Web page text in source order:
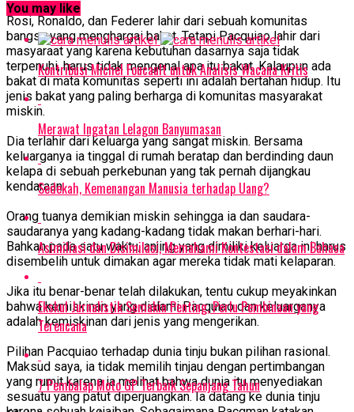
Rosi, Ronaldo, dan Federer lahir dari sebuah komunitas
bangsa yang menghargai bakat. Tetapi Pacquiao lahir dari
masyaraat yang karena kebutuhan dasarnya saja tidak
terpenuhi, harus tidak mengenal apa itu bakat. Kalaupun ada
bakat di mata komunitas seperti ini adalah bertahan hidup. Itu
jenis bakat yang paling berharga di komunitas masyarakat
miskin.
Dia terlahir dari keluarga yang sangat miskin. Bersama
keluarganya ia tinggal di rumah beratap dan berdinding daun
kelapa di sebuah perkebunan yang tak pernah dijangkau
kendaraan.
Orang tuanya demikian miskin sehingga ia dan saudara-
saudaranya yang kadang-kadang tidak makan berhari-hari.
Bahkan pada satu waktu, anjing yang dimiliki keluarga ini harus
disembelih untuk dimakan agar mereka tidak mati kelaparan.
Jika itu benar-benar telah dilakukan, tentu cukup meyakinkan
bahwa kemiskinan yang dialami Pacquiao dan keluarganya
adalah kemiskinan dari jenis yang mengerikan.
Pilihan Pacquiao terhadap dunia tinju bukan pilihan rasional.
Maksud saya, ia tidak memilih tinjau dengan pertimbangan
yang rumit karena ia melihat bahwa dunia itu menyediakan
sesuatu yang patut diperjuangkan. Ia datang ke dunia tinju
You may like
Kontribusi Michel Foucault untuk Analisis Wacana Kritis
Merawat Ingatan Lelagon Banyumasan
Sedekah, Kemenangan Manusia terhadap Uang?
Asimiliasi dan Disimilasi, Memahami Kontestasi dalam Bahasa
Ekskul Jurnalistik Semakin Penting, Perlu Pembinaan yang
Terencana
7 Pembalap Moto GP Terbaik Sepanjang Tahun